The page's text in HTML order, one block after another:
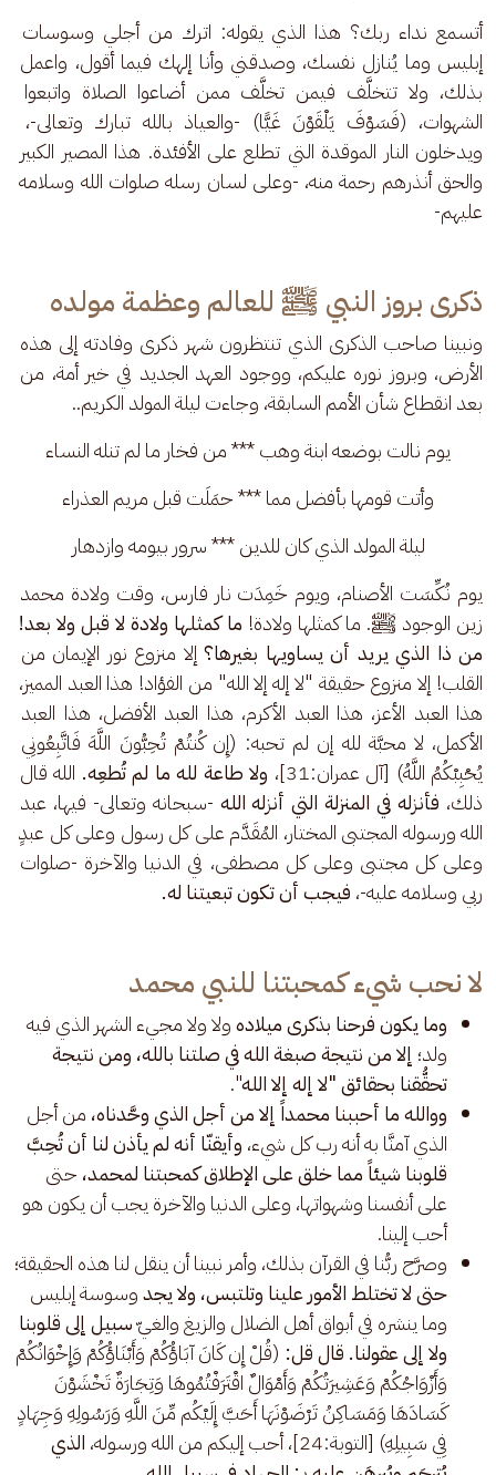
أتسمع نداء ربك؟ هذا الذي يقوله: اترك من أجلي وسوسات
إبليس وما يُنازل نفسك، وصدقني وأنا إلهك فيما أقول، واعمل
بذلك، ولا تتخلَّف فيمن تخلَّف ممن أضاعوا الصلاة واتبعوا
الشهوات، (فَسَوْفَ يَلْقَوْنَ غَيًّا) -والعياذ بالله تبارك وتعالى-،
ويدخلون النار الموقدة التي تطلع على الأفئدة. هذا المصير الكبير
والحق أنذرهم رحمة منه، -وعلى لسان رسله صلوات الله وسلامه
عليهم-
ذكرى بروز النبي ﷺ للعالم وعظمة مولده
ونبينا صاحب الذكرى الذي تنتظرون شهر ذكرى وفادته إلى هذه
الأرض، وبروز نوره عليكم، ووجود العهد الجديد في خير أمة، من
بعد انقطاع شأن الأمم السابقة، وجاءت ليلة المولد الكريم..
يوم نالت بوضعه ابنة وهب *** من فخار ما لم تنله النساء
وأتت قومها بأفضل مما *** حمَلَت قبل مريم العذراء
ليلة المولد الذي كان للدين *** سرور بيومه وازدهار
يوم نُكِّسَت الأصنام، ويوم خَمِدَت نار فارس، وقت ولادة محمد
زين الوجود ﷺ. ما كمثلها ولادة! ما كمثلها ولادة لا قبل ولا بعد!
من ذا الذي يريد أن يساويها بغيرها؟ إلا منزوع نور الإيمان من
القلب! إلا منزوع حقيقة "لا إله إلا الله" من الفؤاد! هذا العبد المميز،
هذا العبد الأعز، هذا العبد الأكرم، هذا العبد الأفضل، هذا العبد
الأكمل، لا محبَّة لله إن لم تحبه: (إِن كُنتُمْ تُحِبُّونَ اللَّهَ فَاتَّبِعُونِي
يُحْبِبْكُمُ اللَّهُ) [آل عمران:31]،
ولا طاعة لله ما لم تُطعِه. الله قال
ذلك، فأنزله في المنزلة التي أنزله الله -سبحانه وتعالى- فيها، عبد
الله ورسوله المجتبى المختار، المُقَدَّم على كل رسول وعلى كل عبدٍ
وعلى كل مجتبى وعلى كل مصطفى، في الدنيا والآخرة -صلوات
ربي وسلامه عليه-، فيجب أن تكون تبعيتنا له.
لا نحب شيء كمحبتنا للنبي محمد
وما يكون فرحنا بذكرى ميلادهولا ولا مجيء الشهر الذي فيه
ولد؛ إلا من نتيجة صبغة الله في صلتنا بالله، ومن نتيجة
تحقُّقنا بحقائق "لا إله إلا الله".
ووالله ما أحببنا محمداً إلا من أجل الذي وحَّدناه،من أجل
الذي آمنَّا به أنه رب كل شيء، وأيقنّا أنه لم يأذن لنا أن تُحِبَّ
قلوبنا شيئاً مما خلق على الإطلاق كمحبتنا لمحمد،حتى
على أنفسنا وشهواتها، وعلى الدنيا والآخرة يجب أن يكون هو
أحب إلينا.
وصرَّح ربُّنا في القرآن بذلك، وأمر نبينا أن ينقل لنا هذه الحقيقة؛
حتى لا تختلط الأمور علينا وتلتبس، ولا يجدوسوسة إبليس
وما ينشره في أبواق أهل الضلال والزيغ والغيّسبيل إلى قلوبنا
ولا إلى عقولنا. قال قل: (قُلْ إِن كَانَ آبَاؤُكُمْ وَأَبْنَاؤُكُمْ وَإِخْوَانُكُمْ
وَأَزْوَاجُكُمْ وَعَشِيرَتُكُمْ وَأَمْوَالٌ اقْتَرَفْتُمُوهَا وَتِجَارَةٌ تَخْشَوْنَ
كَسَادَهَا وَمَسَاكِنُ تَرْضَوْنَهَا أَحَبَّ إِلَيْكُم مِّنَ اللَّهِ وَرَسُولِهِ وَجِهَادٍ
فِي سَبِيلِهِ) [التوبة:24]، أحب إليكم من الله ورسوله،
الذي